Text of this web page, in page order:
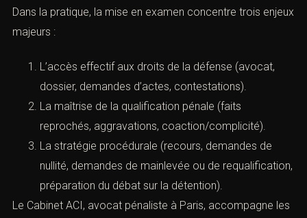
Dans la pratique, la mise en examen concentre trois enjeux
majeurs :
L’accès effectif aux droits de la défense (avocat,
dossier, demandes d’actes, contestations).
La maîtrise de la qualification pénale (faits
reprochés, aggravations, coaction/complicité).
La stratégie procédurale (recours, demandes de
nullité, demandes de mainlevée ou de requalification,
préparation du débat sur la détention).
Le Cabinet ACI, avocat pénaliste à Paris, accompagne les